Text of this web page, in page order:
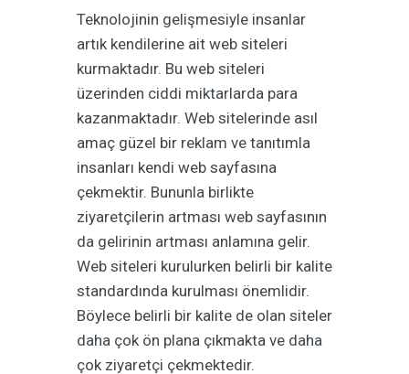
Teknolojinin gelişmesiyle insanlar
artık kendilerine ait web siteleri
kurmaktadır. Bu web siteleri
üzerinden ciddi miktarlarda para
kazanmaktadır. Web sitelerinde asıl
amaç güzel bir reklam ve tanıtımla
insanları kendi web sayfasına
çekmektir. Bununla birlikte
ziyaretçilerin artması web sayfasının
da gelirinin artması anlamına gelir.
Web siteleri kurulurken belirli bir kalite
standardında kurulması önemlidir.
Böylece belirli bir kalite de olan siteler
daha çok ön plana çıkmakta ve daha
çok ziyaretçi çekmektedir.